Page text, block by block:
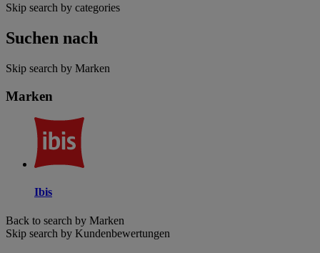
Skip search by categories
Suchen nach
Skip search by Marken
Marken
Ibis
Back to search by Marken
Skip search by Kundenbewertungen